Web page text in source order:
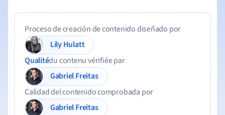
Proceso de creación de contenido diseñado por
Lily Hulatt
Qualitédu contenu vérifiée par
Gabriel Freitas
Calidad del contenido comprobada por
Gabriel Freitas